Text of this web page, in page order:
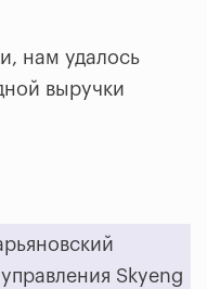
нам удалось
выручки
Skyeng